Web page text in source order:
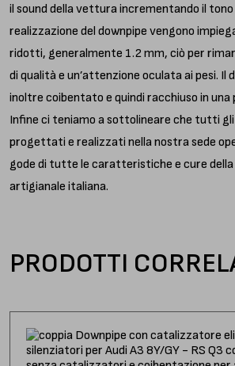
il sound della vettura incrementando il tono
realizzazione del downpipe vengono
ridotti, generalmente 1.2 mm, ciò per
di qualità e un’attenzione oculata ai pesi. Il
inoltre coibentato e quindi racchiuso in
Infine ci teniamo a sottolineare che tutti
progettati e realizzati nella nostra sede
gode di tutte le caratteristiche e cure
artigianale italiana.
PRODOTTI